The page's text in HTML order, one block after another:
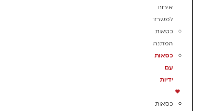
אירוח
למשרד
כסאות
המתנה
כסאות
עם
ידיות
כסאות